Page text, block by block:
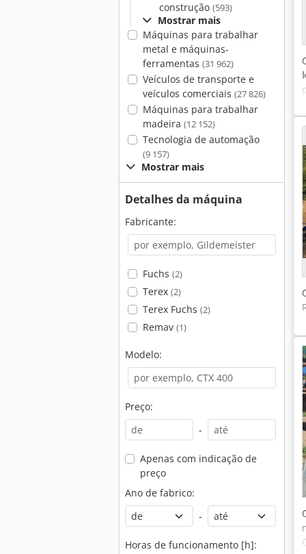
construção (593)
Mostrar mais
Máquinas para trabalhar
metal e máquinas-
ferramentas (31 962)
Veículos de transporte e
veículos comerciais (27 826)
Máquinas para trabalhar
madeira (12 152)
Tecnologia de automação
(9 157)
Mostrar mais
Detalhes da máquina
Fabricante:
Fuchs (2)
Terex (2)
Terex Fuchs (2)
Remav (1)
Modelo:
Preço:
-
Apenas com indicação de
preço
Ano de fabrico:
-
Horas de funcionamento [h]: